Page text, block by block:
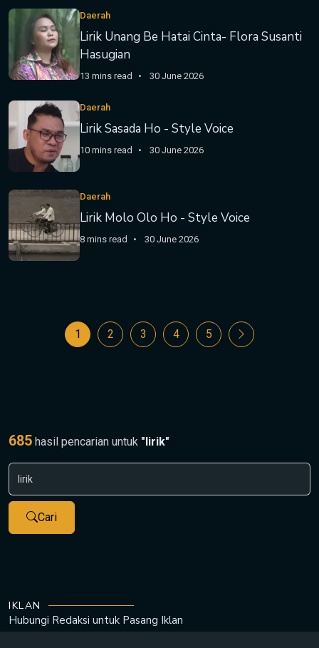
Daerah
Lirik Unang Be Hatai Cinta- Flora Susanti
Hasugian
13 mins read 30 June 2026
Daerah
Lirik Sasada Ho - Style Voice
10 mins read 30 June 2026
Daerah
Lirik Molo Olo Ho - Style Voice
8 mins read 30 June 2026
1 2 3 4 5
685 hasil pencarian untuk "lirik"
Cari
IKLAN
Hubungi Redaksi untuk Pasang Iklan